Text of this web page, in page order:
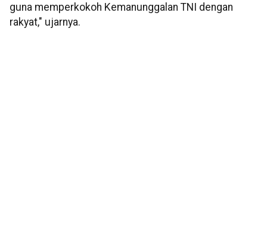
guna memperkokoh Kemanunggalan TNI dengan
rakyat," ujarnya.